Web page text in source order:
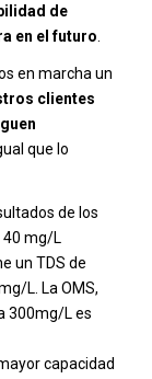
de
en el futuro
en marcha un
clientes
que lo
de los
40 mg/L
un TDS de
L. La OMS,
300mg/L es
capacidad